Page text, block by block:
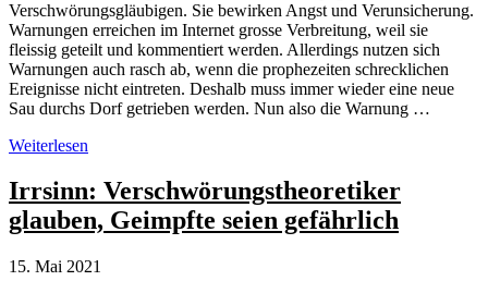
Verschwörungsgläubigen. Sie bewirken Angst und Verunsicherung.
Warnungen erreichen im Internet grosse Verbreitung, weil sie
fleissig geteilt und kommentiert werden. Allerdings nutzen sich
Warnungen auch rasch ab, wenn die prophezeiten schrecklichen
Ereignisse nicht eintreten. Deshalb muss immer wieder eine neue
Sau durchs Dorf getrieben werden. Nun also die Warnung …
Verschwörungstheorien
Streich:
Warnung
vor
Abschaltung
Weiterlesen
Irrsinn: Verschwörungstheoretiker
glauben, Geimpfte seien gefährlich
15. Mai 2021